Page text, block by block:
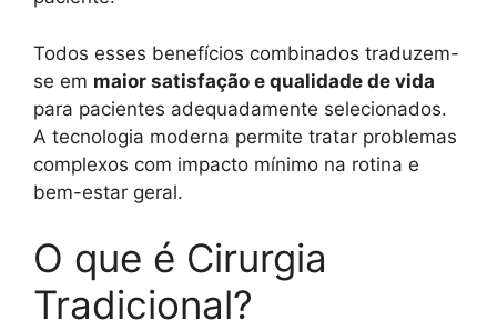
Todos esses benefícios combinados traduzem-
se em maior satisfação e qualidade de vida
para pacientes adequadamente selecionados.
A tecnologia moderna permite tratar problemas
complexos com impacto mínimo na rotina e
bem-estar geral.
O que é Cirurgia
Tradicional?